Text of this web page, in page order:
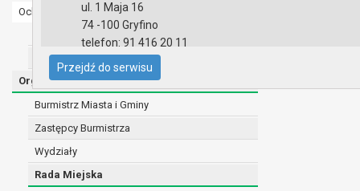
Ochrona danych osobowych
Urząd Miasta i Gminy w Gryfinie
Straż Miejska
Organy
Burmistrz Miasta i Gminy
Zastępcy Burmistrza
Wydziały
Rada Miejska
ul. 1 Maja 16
74 -100 Gryfino
telefon: 91 416 20 11
e-mail:
burmistrz@gryfino.pl
Dane kontaktowe Inspektora Ochrony Danych:
telefon: 91 416 20 11
e-mail:iod@gryfino.pl
Pani/Pana dane osobowe przetwarzane są zgodnie z
realizacji zadań wynikających z przepisów
szeregu ustaw kompetencyjnych
zawarcia i realizacji umów;
Przejdź do serwisu